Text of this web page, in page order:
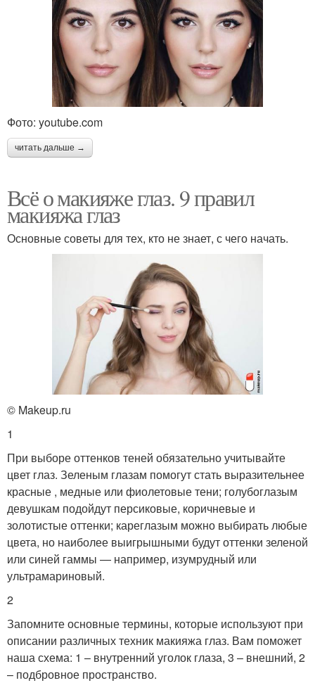
Фото: youtube.com
читать дальше →
Всё о макияже глаз. 9 правил
макияжа глаз
Основные советы для тех, кто не знает, с чего начать.
© Makeup.ru
1
При выборе оттенков теней обязательно учитывайте
цвет глаз. Зеленым глазам помогут стать выразительнее
красные , медные или фиолетовые тени; голубоглазым
девушкам подойдут персиковые, коричневые и
золотистые оттенки; кареглазым можно выбирать любые
цвета, но наиболее выигрышными будут оттенки зеленой
или синей гаммы — например, изумрудный или
ультрамариновый.
2
Запомните основные термины, которые используют при
описании различных техник макияжа глаз. Вам поможет
наша схема: 1 – внутренний уголок глаза, 3 – внешний, 2
– подбровное пространство.